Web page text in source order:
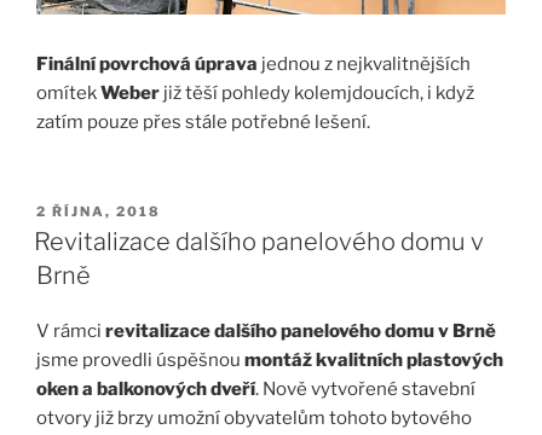
Finální povrchová úprava jednou z nejkvalitnějších
omítekWeber již těší pohledy kolemjdoucích, i když
zatím pouze přes stále potřebné lešení.
PUBLIKOVÁNO
2 ŘÍJNA, 2018
Revitalizace dalšího panelového domu v
Brně
V rámci revitalizace dalšího panelového domu v Brně
jsme provedli úspěšnou montáž kvalitních plastových
oken a balkonových dveří. Nově vytvořené stavební
otvory již brzy umožní obyvatelům tohoto bytového